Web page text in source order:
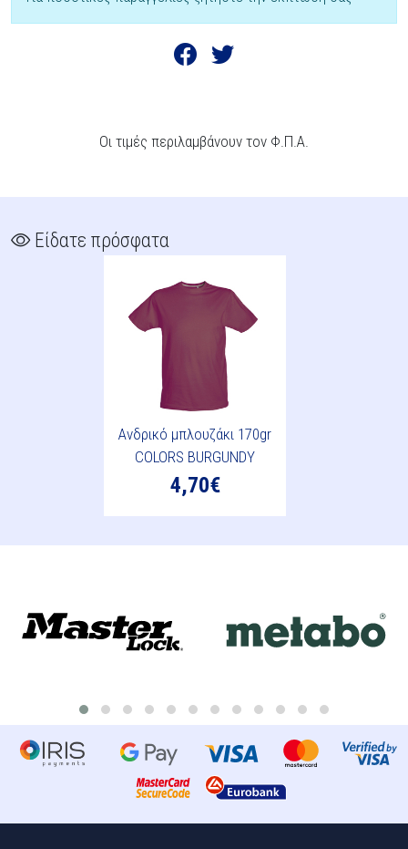
Οι τιμές περιλαμβάνουν τον Φ.Π.Α.
Είδατε πρόσφατα
Ανδρικό μπλουζάκι 170gr
COLORS BURGUNDY
4,70€